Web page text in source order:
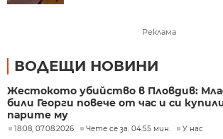
Реклама
ВОДЕЩИ НОВИНИ
Жестокото убийство в Пловдив:
били Георги повече от час и си
парите му
18:08, 07.08.2026 Чете се за: 04:55 мин. У нас